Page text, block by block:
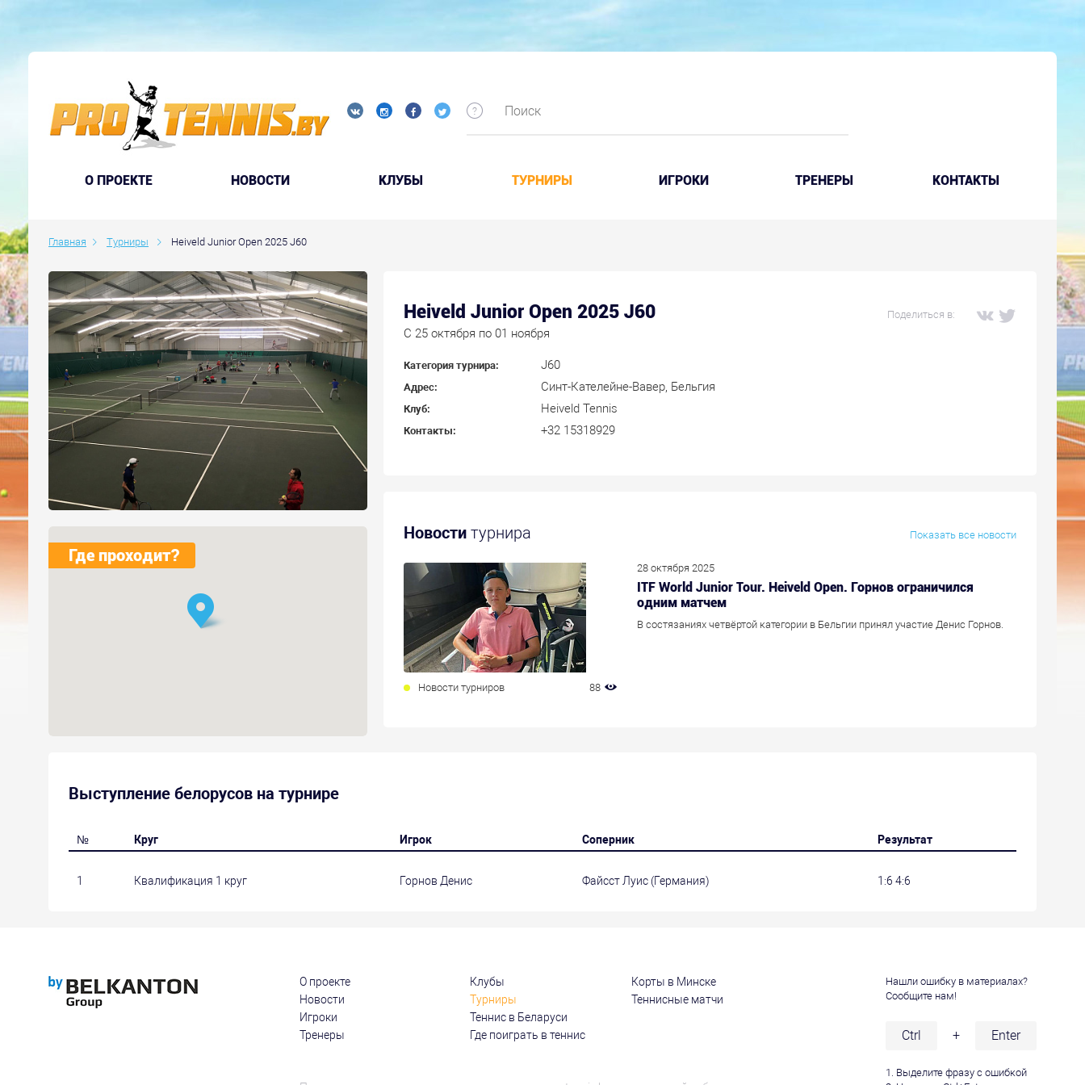
O ПРОЕКТЕ НОВОСТИ КЛУБЫ ТУРНИРЫ ИГРОКИ ТРЕНЕРЫ КОНТАКТЫ
Главная Турниры Heiveld Junior Open 2025 J60
Поделиться в:
Heiveld Junior Open 2025 J60
C 25 октября по 01 ноября
Категория турнира: J60
Адрес: Синт-Кателейне-Вавер, Бельгия
Клуб: Heiveld Tennis
Контакты: +32 15318929
Показать все новости
Новости турнира
Новости турниров 88
28 октября 2025
ITF World Junior Tour. Heiveld Open. Горнов ограничился
одним матчем
В состязаниях четвёртой категории в Бельгии принял участие Денис Горнов.
Где проходит?
Выступление белорусов на турнире
№ Круг Игрок Соперник Результат
1 Квалификация 1 круг Горнов Денис Файсст Луис (Германия) 1:6 4:6
О проекте
Новости
Игроки
Тренеры
Клубы
Турниры
Теннис в Беларуси
Где поиграть в теннис
Корты в Минске
Теннисные матчи
Нашли ошибку в материалах?
Сообщите нам!
Ctrl + Enter
1. Выделите фразу с ошибкой